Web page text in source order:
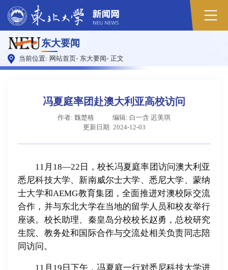
东大要闻
当前位置: 网站首页- 东大要闻- 正文
冯夏庭率团赴澳大利亚高校访问
作者: 魏楚格
编辑: 白一含 迟美琪
更新日期: 2024-12-03
11月18—22日，校长冯夏庭率团访问澳大利亚
悉尼科技大学、新南威尔士大学、悉尼大学、蒙纳
士大学和AEMG教育集团，全面推进对澳校际交流
合作，并与东北大学在当地的留学人员和校友举行
座谈。校长助理、秦皇岛分校校长赵勇，总校研究
生院、教务处和国际合作与交流处相关负责同志陪
同访问。
11月19日下午，冯夏庭一行对悉尼科技大学进
原